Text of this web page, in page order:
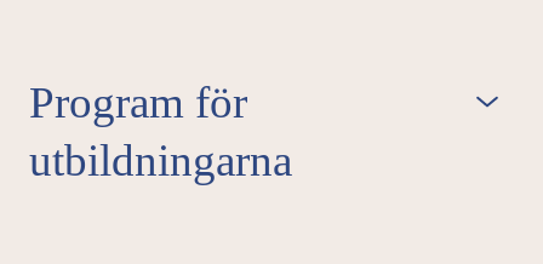
Program för
utbildningarna